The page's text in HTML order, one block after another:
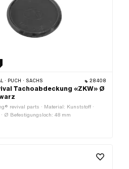
· PUCH · SACHS 28408
Tachoabdeckung «ZKW» Ø
revival parts · Material: Kunststoff ·
Ø Befestigungsloch: 48 mm